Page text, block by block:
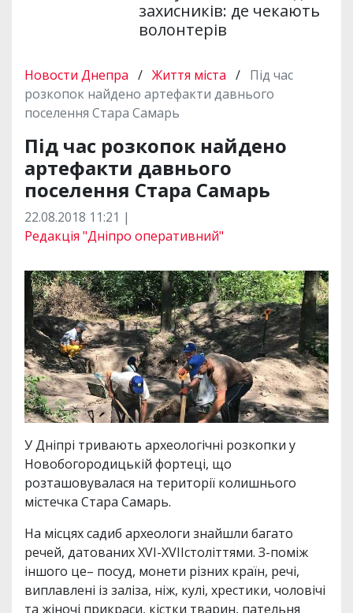
захисників: де чекають
волонтерів
Новости Днепра / Життя міста / Під час
розкопок найдено артефакти давнього
поселення Стара Самарь
Під час розкопок найдено
артефакти давнього
поселення Стара Самарь
22.08.2018 11:21 |
Редакція "Дніпро оперативний"
У Дніпрі тривають археологічні розкопки у
Новобогородицькій фортеці, що
розташовувалася на території колишнього
містечка Стара Самарь.
На місцях садиб археологи знайшли багато
речей, датованих XVI-XVIIстоліттями. З-поміж
іншого це– посуд, монети різних країн, речі,
виплавлені із заліза, ніж, кулі, хрестики, чоловічі
та жіночі прикраси, кістки тварин, пательня